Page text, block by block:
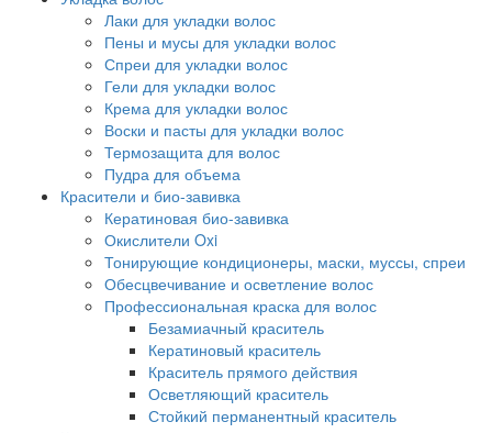
Лаки для укладки волос
Пены и мусы для укладки волос
Спреи для укладки волос
Гели для укладки волос
Крема для укладки волос
Воски и пасты для укладки волос
Термозащита для волос
Пудра для объема
Красители и био-завивка
Кератиновая био-завивка
Окислители Oxi
Тонирующие кондиционеры, маски, муссы, спреи
Обесцвечивание и осветление волос
Профессиональная краска для волос
Безамиачный краситель
Кератиновый краситель
Краситель прямого действия
Осветляющий краситель
Стойкий перманентный краситель